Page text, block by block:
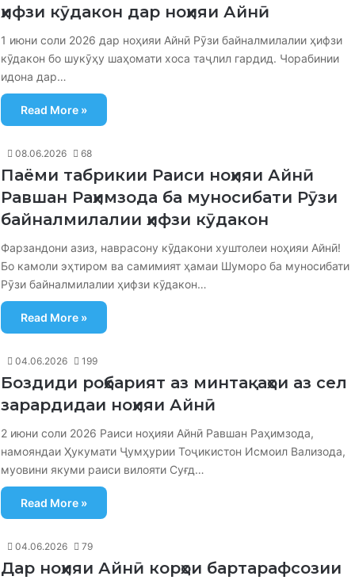
ҳифзи кӯдакон дар ноҳияи Айнӣ
1 июни соли 2026 дар ноҳияи Айнӣ Рӯзи байналмилалии ҳифзи
кӯдакон бо шукӯҳу шаҳомати хоса таҷлил гардид. Чорабинии
идона дар…
Read More »
08.06.2026 68
Паёми табрикии Раиси ноҳияи Айнӣ
Равшан Раҳимзода ба муносибати Рӯзи
байналмилалии ҳифзи кӯдакон
Фарзандони азиз, наврасону кӯдакони хуштолеи ноҳияи Айнӣ!
Бо камоли эҳтиром ва самимият ҳамаи Шуморо ба муносибати
Рӯзи байналмилалии ҳифзи кӯдакон…
Read More »
04.06.2026 199
Боздиди роҳбарият аз минтақаҳои аз сел
зарардидаи ноҳияи Айнӣ
2 июни соли 2026 Раиси ноҳияи Айнӣ Равшан Раҳимзода,
намояндаи Ҳукумати Ҷумҳурии Тоҷикистон Исмоил Вализода,
муовини якуми раиси вилояти Суғд…
Read More »
04.06.2026 79
Дар ноҳияи Айнӣ корҳои бартарафсозии